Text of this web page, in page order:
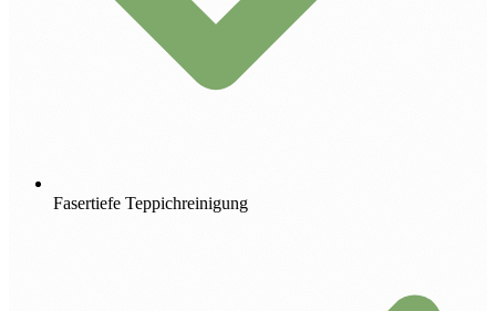
Fasertiefe Teppichreinigung